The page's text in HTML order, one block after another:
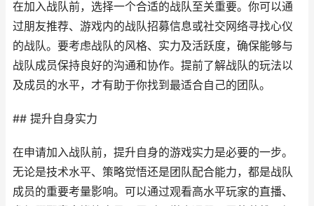
在加入战队前，选择一个合适的战队至关重要。你可以通
过朋友推荐、游戏内的战队招募信息或社交网络寻找心仪
的战队。要考虑战队的风格、实力及活跃度，确保能够与
战队成员保持良好的沟通和协作。提前了解战队的玩法以
及成员的水平，才有助于你找到最适合自己的团队。
## 提升自身实力
在申请加入战队前，提升自身的游戏实力是必要的一步。
无论是技术水平、策略觉悟还是团队配合能力，都是战队
成员的重要考量影响。可以通过观看高水平玩家的直播、